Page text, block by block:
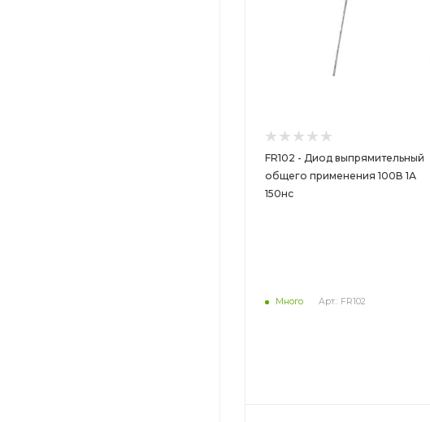
FR102 - Диод выпрямительный
общего применения 100В 1А
150нс
Много Арт.: FR102